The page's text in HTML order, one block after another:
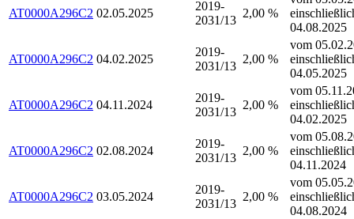
AT0000A296C2 02.05.2025
2019-
2031/13
2,00 %
04.08.2025
AT0000A296C2 04.02.2025
2019-
2031/13
2,00 %
vom
04.05.2025
AT0000A296C2 04.11.2024
2019-
2031/13
2,00 %
vom
04.02.2025
AT0000A296C2 02.08.2024
2019-
2031/13
2,00 %
vom
04.11.2024
AT0000A296C2 03.05.2024
2019-
2031/13
2,00 %
vom
04.08.2024